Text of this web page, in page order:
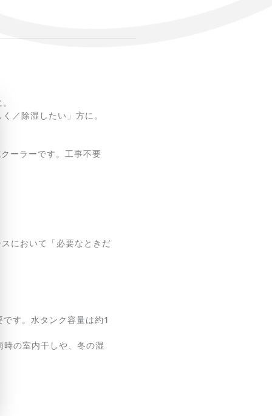
／除湿したい」方に。
ーラーです。工事不要
において「必要なときだ
す。水タンク容量は約1
の室内干しや、冬の湿